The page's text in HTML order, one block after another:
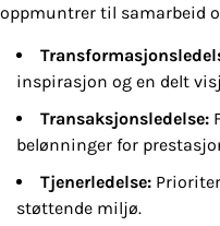
oppmuntrer til samarbeid
inspirasjon og en delt
Transaksjonsledelse:
belønninger for
Tjenerledelse:
støttende miljø.